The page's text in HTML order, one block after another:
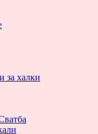
за халки